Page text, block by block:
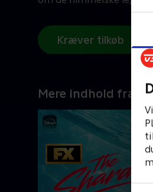
Kræver tilkøb
Mere indhold fra